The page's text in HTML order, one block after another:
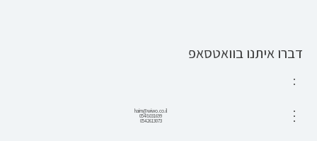
דברו איתנו בוואטסאפ
haim@wiwo.co.il
0548031699
0542613073